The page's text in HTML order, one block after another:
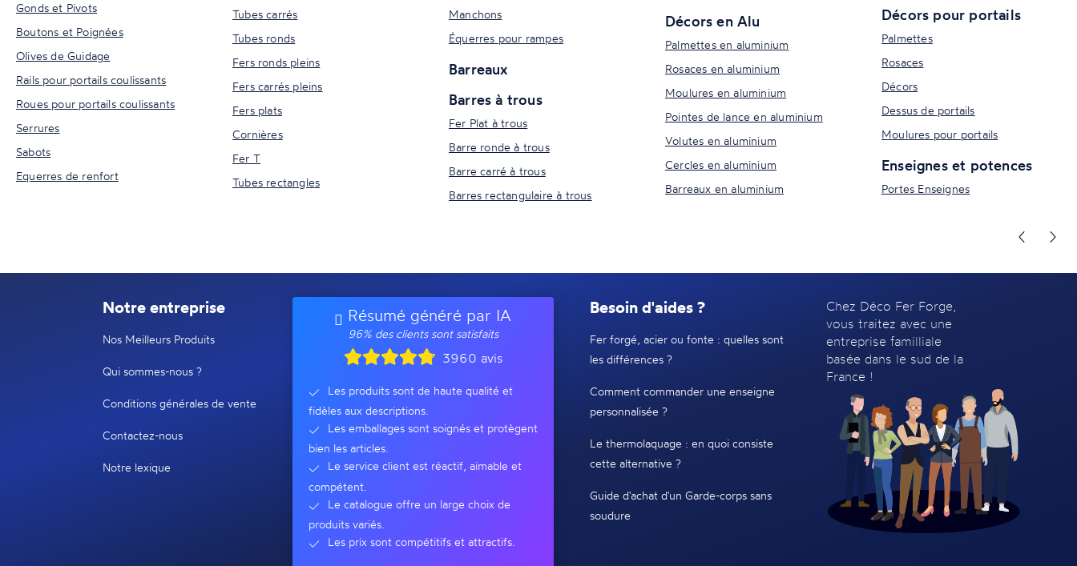
Gonds et Pivots
Boutons et Poignées
Olives de Guidage
Rails pour portails coulissants
Roues pour portails coulissants
Serrures
Sabots
Equerres de renfort
Tubes carrés
Tubes ronds
Fers ronds pleins
Fers carrés pleins
Fers plats
Cornières
Fer T
Tubes rectangles
Manchons
Équerres pour rampes
Barreaux
Barres à trous
Fer Plat à trous
Barre ronde à trous
Barre carré à trous
Barres rectangulaire à trous
Décors en Alu
Palmettes en aluminium
Rosaces en aluminium
Moulures en aluminium
Pointes de lance en aluminium
Volutes en aluminium
Cercles en aluminium
Barreaux en aluminium
Décors pour portails
Palmettes
Rosaces
Décors
Dessus de portails
Moulures pour portails
Enseignes et potences
Portes Enseignes
Notre entreprise
Nos Meilleurs Produits
Qui sommes-nous ?
Conditions générales de vente
Contactez-nous
Notre lexique
Résumé généré par IA
96% des clients sont satisfaits
3960 avis
Les produits sont de haute qualité et
fidèles aux descriptions.
Les emballages sont soignés et protègent
bien les articles.
Le service client est réactif, aimable et
compétent.
Le catalogue offre un large choix de
produits variés.
Les prix sont compétitifs et attractifs.
Besoin d'aides ?
Fer forgé, acier ou fonte : quelles sont
les différences ?
Comment commander une enseigne
personnalisée ?
Le thermolaquage : en quoi consiste
cette alternative ?
Guide d'achat d'un Garde-corps sans
soudure
Chez Déco Fer Forge,
vous traitez avec une
entreprise familliale
basée dans le sud de la
France !